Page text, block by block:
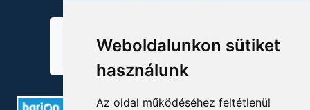
Weboldalunkon sütiket
használunk
Az oldal működéséhez feltétlenül